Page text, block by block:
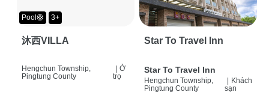
Pool🛟 3+
沐西VILLA
Hengchun Township,
Pingtung County
Ở
trọ
Star To Travel Inn
Star To Travel Inn
Hengchun Township,
Pingtung County
Khách
sạn